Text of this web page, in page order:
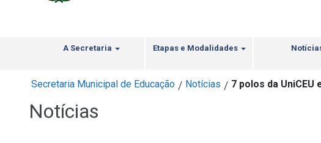
A Secretaria Etapas e Modalidades
Secretaria Municipal de Educação / Notícias / 7 polos da
Notícias